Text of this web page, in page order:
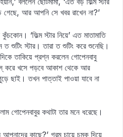
গেছে, আর আপনি সে খবর রাখেন না?’
‘ফিল্ম স্টার নিয়ে’ এত মাতামাতি
ত শুটিং স্টার। তারা ত শুটিং করে শুনেছি।
তাকিয়ে প্রশ্ন করলেন গোপেনবাবু
খসে পড়বে আকাশ থেকে আর
ছাই। তখন পাত্তাই পাওয়া যাবে না
গোপেনবাবুর কথাটা তার মনে ধরেছে।
কাছে?’ গরম চায়ে চুমুক দিয়ে